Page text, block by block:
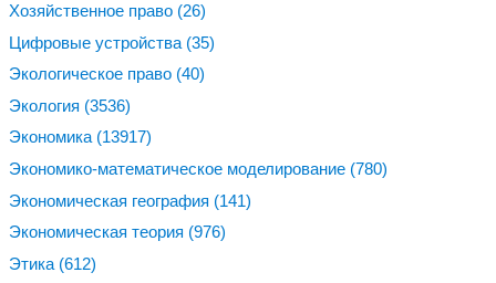
Хозяйственное право (26)
Цифровые устройства (35)
Экологическое право (40)
Экология (3536)
Экономика (13917)
Экономико-математическое моделирование (780)
Экономическая география (141)
Экономическая теория (976)
Этика (612)